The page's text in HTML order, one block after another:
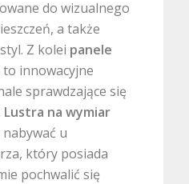
do wizualnego
a także
Z kolei panele
to innowacyjne
sprawdzające się
Lustra na wymiar
u
który posiada
pochwalić się